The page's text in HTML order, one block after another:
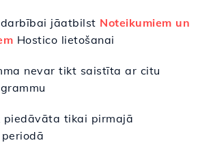
darbībai jāatbilst Noteikumiem un
Hostico lietošanai
nevar tikt saistīta ar citu
tikai pirmajā